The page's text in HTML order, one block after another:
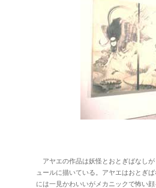
アヤエの作品は妖怪とおとぎばなし
ュールに描いている。アヤエはおとぎ
には一見かわいいがメカニックで怖い